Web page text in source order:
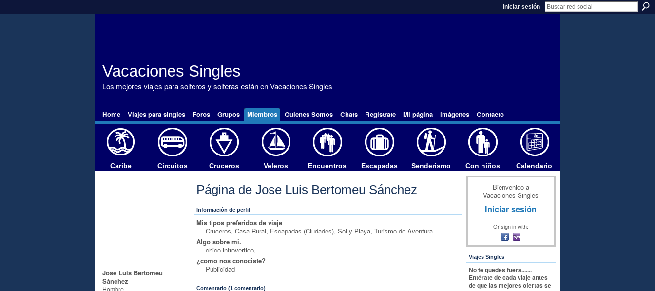
Iniciar sesión
Vacaciones Singles
Los mejores viajes para solteros y solteras están en Vacaciones Singles
Home Viajes para singles Foros Grupos Miembros Quienes Somos Chats Regístrate Mi página imágenes Contacto
Caribe Circuitos Cruceros Veleros Encuentros Escapadas Senderismo Con niños Calendario
Jose Luis Bertomeu
Sánchez
Hombre
Página de Jose Luis Bertomeu Sánchez
Información de perfil
Mis tipos preferidos de viaje
Cruceros, Casa Rural, Escapadas (Ciudades), Sol y Playa, Turismo de Aventura
Algo sobre mi.
chico introvertido,
¿como nos conociste?
Publicidad
Comentario (1 comentario)
Bienvenido a
Vacaciones Singles
Iniciar sesión
Or sign in with:
Viajes Singles
No te quedes fuera.......
Entérate de cada viaje antes
de que las mejores ofertas se